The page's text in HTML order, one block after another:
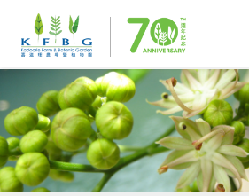
加入和支持 - 義工